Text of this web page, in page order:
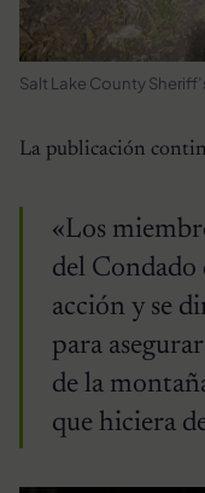
Salt Lake County
La publicación
«Los
del Condado
acción y se
para
de la
que hiciera